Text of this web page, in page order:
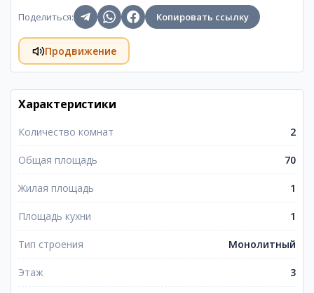
Поделиться: Копировать ссылку
Продвижение
Характеристики
Количество комнат 2
Общая площадь 70
Жилая площадь 1
Площадь кухни 1
Тип строения Монолитный
Этаж 3